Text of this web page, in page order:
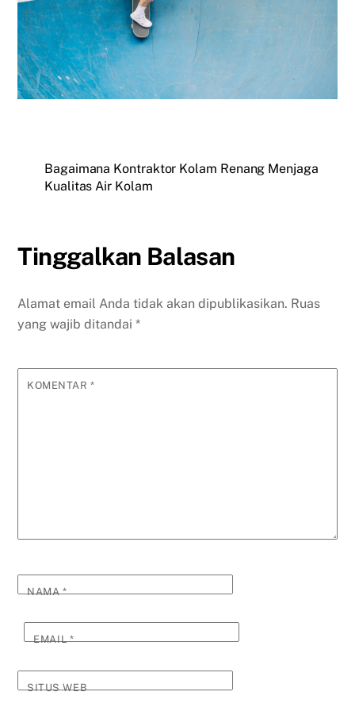
Bagaimana Kontraktor Kolam Renang Menjaga
Kualitas Air Kolam
Tinggalkan Balasan
Alamat email Anda tidak akan dipublikasikan. Ruas
yang wajib ditandai*
KOMENTAR*
NAMA*
EMAIL*
SITUS WEB